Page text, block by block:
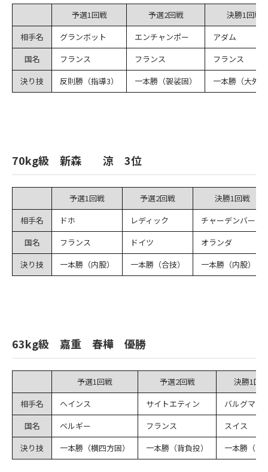
予選1回戦 予選2回戦
決勝1回戦
相手名
グランボット エンチャンポー
アダム
国名
フランス フランス
フランス
決り技
反則勝（指導3） 一本勝（袈裟固） 一本勝（大外
70kg級 新森 涼 3位
予選1回戦 予選2回戦
決勝1回戦
相手名
ドホ レディック
チャーデンバーグ
国名
フランス ドイツ
オランダ
決り技
一本勝（内股） 一本勝（合技） 一本勝（内股）
63kg級 嘉重 春樺 優勝
予選1回戦 予選2回戦
決勝1回
相手名
ヘインス サイトエティン
バルグマン
国名
ベルギー フランス
スイス
決り技
一本勝（横四方固） 一本勝（背負投） 一本勝（合